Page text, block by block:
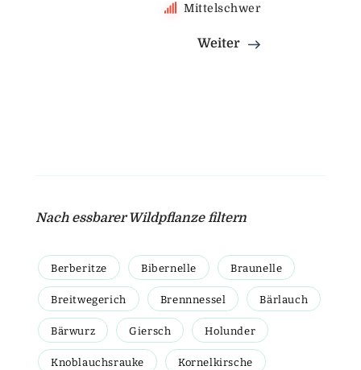
Mittelschwer
Weiter
Nach essbarer Wildpflanze filtern
Berberitze Bibernelle Braunelle
Breitwegerich Brennnessel Bärlauch
Bärwurz Giersch Holunder
Knoblauchsrauke Kornelkirsche